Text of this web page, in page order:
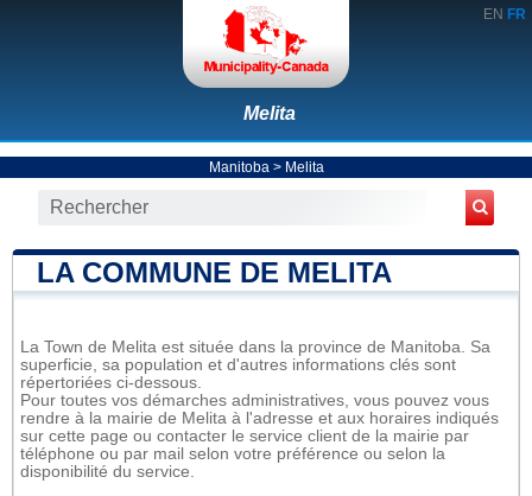
EN FR
Melita
Manitoba > Melita
LA COMMUNE DE MELITA
La Town de Melita est située dans la province de Manitoba. Sa
superficie, sa population et d'autres informations clés sont
répertoriées ci-dessous.
Pour toutes vos démarches administratives, vous pouvez vous
rendre à la mairie de Melita à l'adresse et aux horaires indiqués
sur cette page ou contacter le service client de la mairie par
téléphone ou par mail selon votre préférence ou selon la
disponibilité du service.